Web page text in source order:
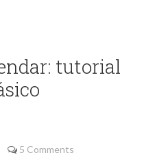
tutorial
5 Comments